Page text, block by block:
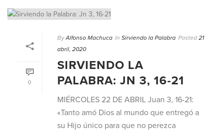
0
By Alfonso Machuca In Sirviendo la Palabra Posted 21
abril, 2020
SIRVIENDO LA
PALABRA: JN 3, 16-21
MIÉRCOLES 22 DE ABRIL Juan 3, 16-21:
«Tanto amó Dios al mundo que entregó a
su Hijo único para que no perezca